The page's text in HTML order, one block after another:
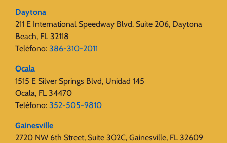
Daytona
211 E International Speedway Blvd. Suite 206, Daytona
Beach, FL 32118
Teléfono: 386-310-2011
Ocala
1515 E Silver Springs Blvd, Unidad 145
Ocala, FL 34470
Teléfono: 352-505-9810
Gainesville
2720 ​​NW 6th Street, Suite 302C, Gainesville, FL 32609